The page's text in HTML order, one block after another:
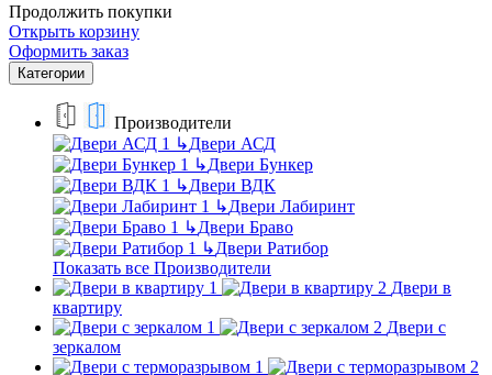
Продолжить покупки
Открыть корзину
Оформить заказ
Категории
Производители
↳Двери АСД
↳Двери Бункер
↳Двери ВДК
↳Двери Лабиринт
↳Двери Браво
↳Двери Ратибор
Показать все Производители
Двери в
квартиру
Двери с
зеркалом